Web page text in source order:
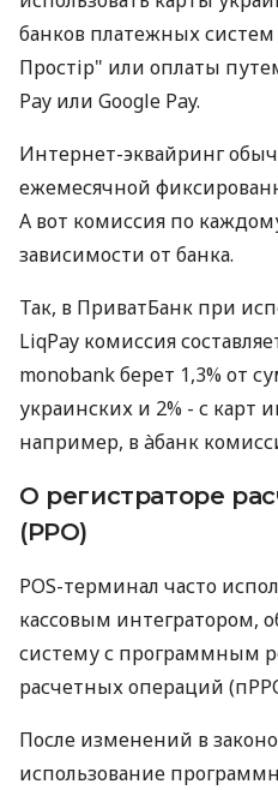
банков платежных систем
Простір" или оплаты
Pay или Google Pay.
Интернет-эквайринг
ежемесячной
А вот комиссия по
зависимости от банка.
Так, в ПриватБанк при
LiqPay комиссия
monobank берет 1,3% от
украинских и 2% - с карт
например, в àбанк
О регистраторе
(РРО)
POS-терминал часто
кассовым
систему с программным
расчетных операций
После изменений в
использование